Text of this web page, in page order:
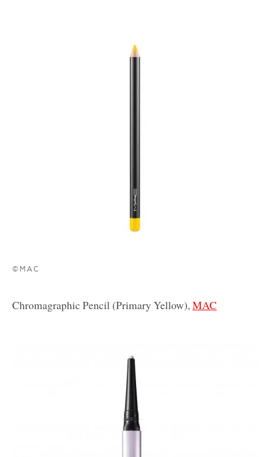
©MAC
Chromagraphic Pencil (Primary Yellow),MAC